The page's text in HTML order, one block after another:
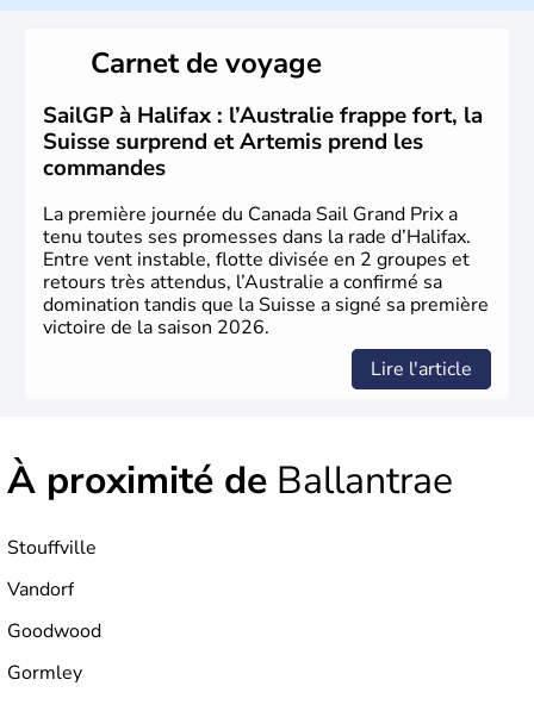
territoire de la ville de Québec, le Canada passe ensuite
sous le contrôle des Britanniques. L'indépendance du
pays a été obtenue au cours d'un long processus qui s'est
étalé de 1867 à 1982. Le peuple autochtone des Inuits,
aujourd'hui appelé Eskimos, n'est découvert qu'au début
du XXème siècle lors d'une expédition dans le Grand
Nord.
Carnet de voyage
SailGP à Halifax : l’Australie frappe fort, la
Suisse surprend et Artemis prend les
commandes
La première journée du Canada Sail Grand Prix a
tenu toutes ses promesses dans la rade d’Halifax.
Entre vent instable, flotte divisée en 2 groupes et
retours très attendus, l’Australie a confirmé sa
domination tandis que la Suisse a signé sa première
victoire de la saison 2026.
Lire l'article
À proximité de Ballantrae
Stouffville
Vandorf
Goodwood
Gormley